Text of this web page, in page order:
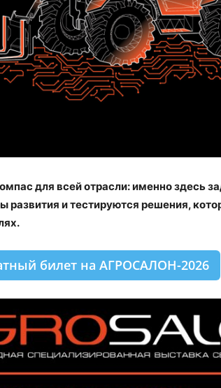
для всей отрасли: именно здесь
развития и тестируются решения,
билет на АГРОСАЛОН-2026